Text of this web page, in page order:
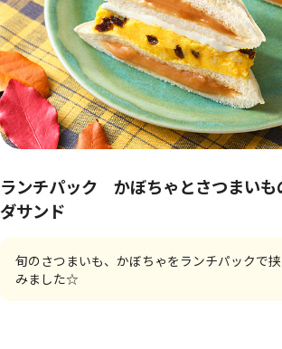
ランチパック かぼちゃとさつまいも
ダサンド
旬のさつまいも、かぼちゃをランチパックで挟
みました☆